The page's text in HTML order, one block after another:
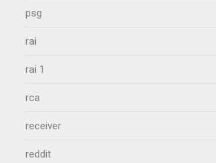
psg
rai
rai 1
rca
receiver
reddit